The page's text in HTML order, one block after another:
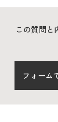
入試情
この質問と
フォーム